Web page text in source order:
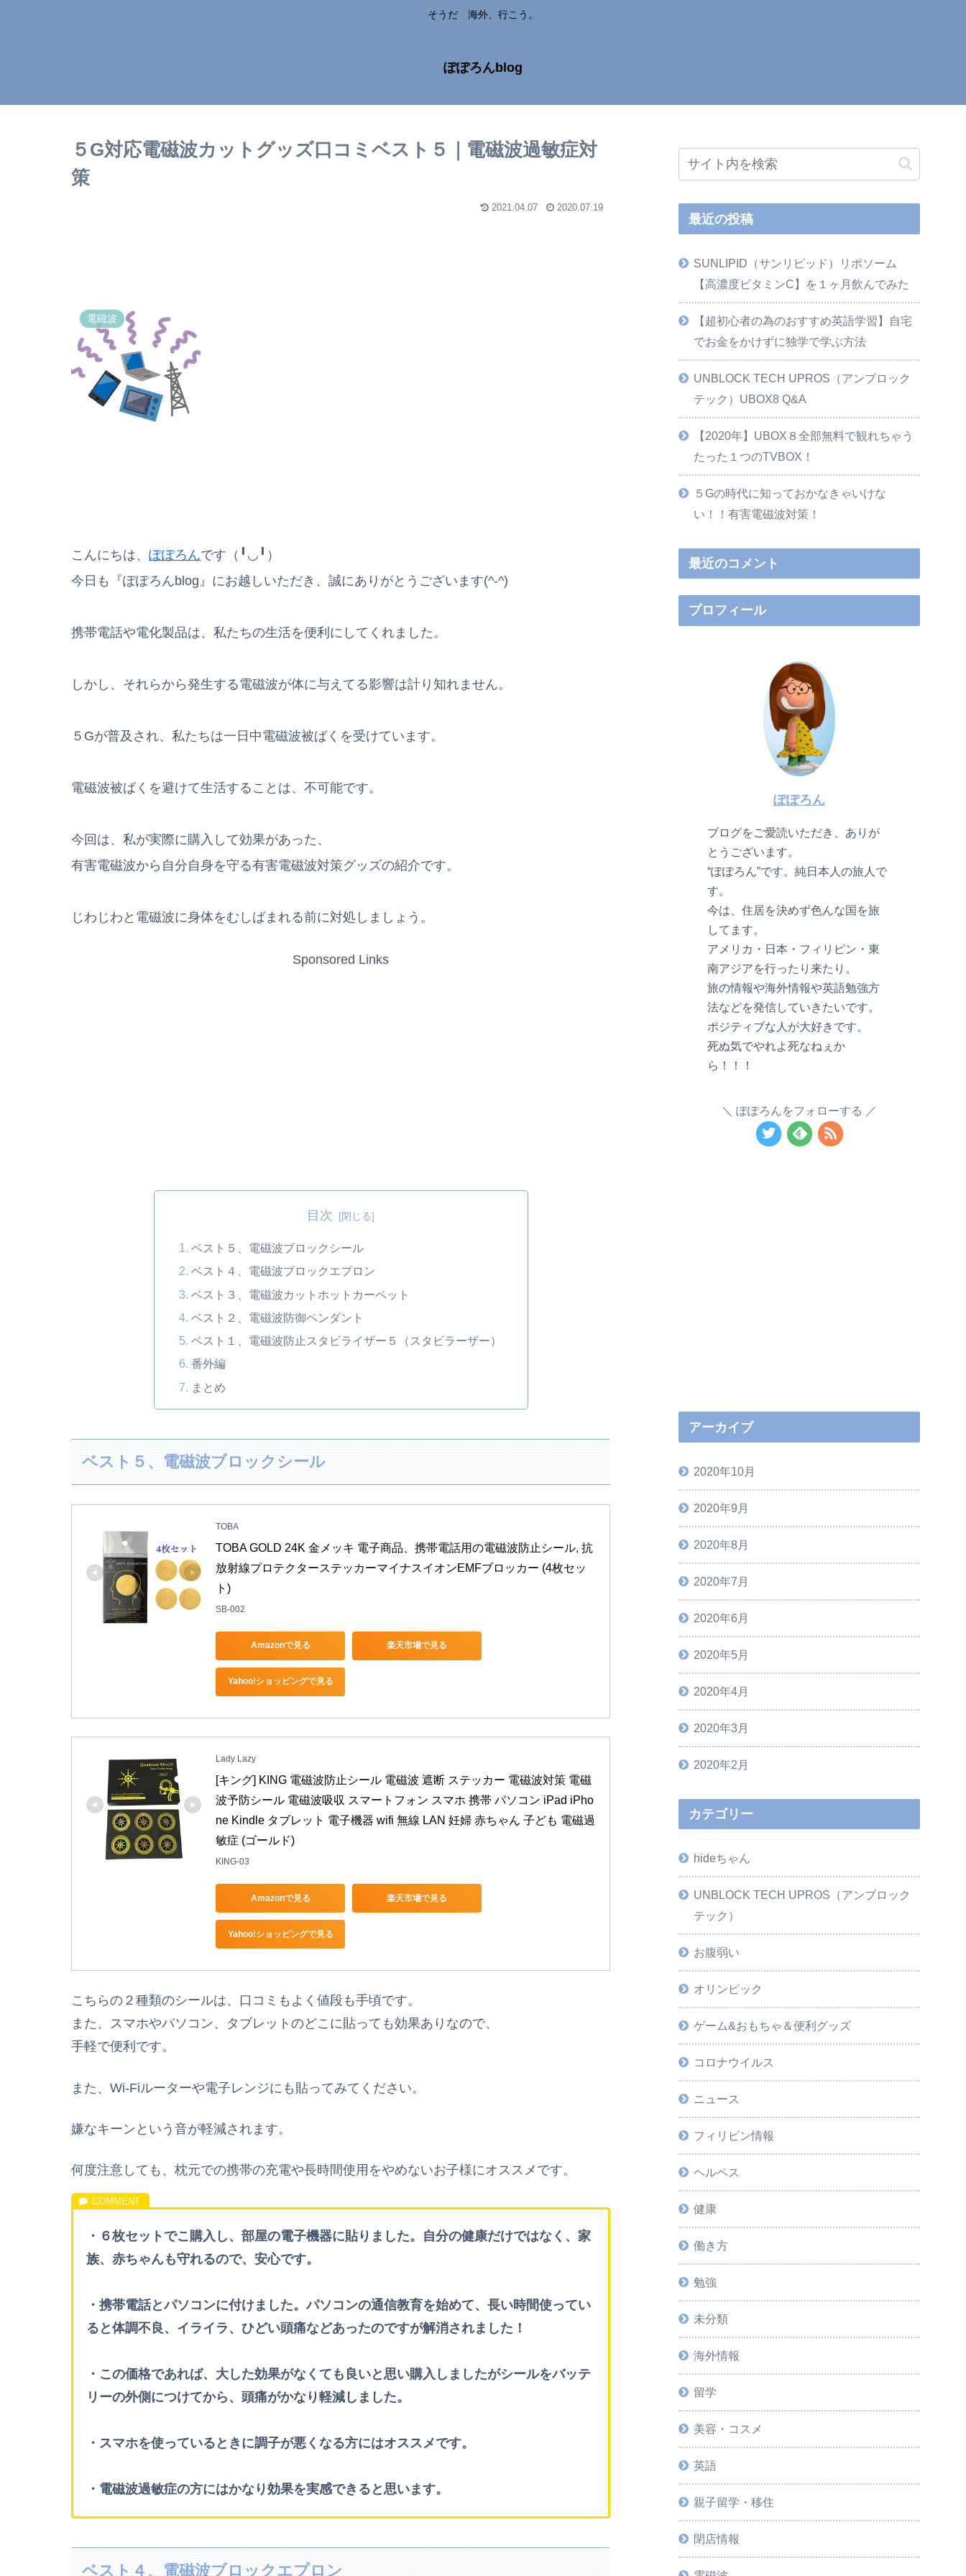
そうだ 海外、行こう。
ぽぽろんblog
５G対応電磁波カットグッズ口コミベスト５｜電磁波過敏症対
策
2021.04.07 2020.07.19
電磁波
こんにちは、 ぽぽろんです（╹◡╹）
今日も『ぽぽろんblog』にお越しいただき、誠にありがとうございます(^-^)
携帯電話や電化製品は、私たちの生活を便利にしてくれました。
しかし、それらから発生する電磁波が体に与えてる影響は計り知れません。
５Gが普及され、私たちは一日中電磁波被ばくを受けています。
電磁波被ばくを避けて生活することは、不可能です。
今回は、私が実際に購入して効果があった、
有害電磁波から自分自身を守る有害電磁波対策グッズの紹介です。
じわじわと電磁波に身体をむしばまれる前に対処しましょう。
Sponsored Links
目次
ベスト５、電磁波ブロックシール
ベスト４、電磁波ブロックエプロン
ベスト３、電磁波カットホットカーペット
ベスト２、電磁波防御ペンダント
ベスト１、電磁波防止スタビライザー５（スタビラーザー）
番外編
まとめ
ベスト５、電磁波ブロックシール
TOBA
TOBA GOLD 24K 金メッキ 電子商品、携帯電話用の電磁波防止シール, 抗
放射線プロテクターステッカーマイナスイオンEMFブロッカー (4枚セッ
ト)
SB-002
Amazonで見る 楽天市場で見る
Yahoo!ショッピングで見る
Lady Lazy
[キング] KING 電磁波防止シール 電磁波 遮断 ステッカー 電磁波対策 電磁
波予防シール 電磁波吸収 スマートフォン スマホ 携帯 パソコン iPad iPho
ne Kindle タブレット 電子機器 wifi 無線 LAN 妊婦 赤ちゃん 子ども 電磁過
敏症 (ゴールド)
KING-03
Amazonで見る 楽天市場で見る
Yahoo!ショッピングで見る
こちらの２種類のシールは、口コミもよく値段も手頃です。
また、スマホやパソコン、タブレットのどこに貼っても効果ありなので、
手軽で便利です。
また、Wi-Fiルーターや電子レンジにも貼ってみてください。
嫌なキーンという音が軽減されます。
何度注意しても、枕元での携帯の充電や長時間使用をやめないお子様にオススメです。
・６枚セットでこ購入し、部屋の電子機器に貼りました。自分の健康だけではなく、家
族、赤ちゃんも守れるので、安心です。
・携帯電話とパソコンに付けました。パソコンの通信教育を始めて、長い時間使ってい
ると体調不良、イライラ、ひどい頭痛などあったのですが解消されました！
・この価格であれば、大した効果がなくても良いと思い購入しましたがシールをバッテ
リーの外側につけてから、頭痛がかなり軽減しました。
・スマホを使っているときに調子が悪くなる方にはオススメです。
・電磁波過敏症の方にはかなり効果を実感できると思います。
ベスト４、電磁波ブロックエプロン
最近の投稿
SUNLIPID（サンリピッド）リポソーム
【高濃度ビタミンC】を１ヶ月飲んでみた
【超初心者の為のおすすめ英語学習】自宅
でお金をかけずに独学で学ぶ方法
UNBLOCK TECH UPROS（アンブロック
テック）UBOX8 Q&A
【2020年】UBOX８全部無料で観れちゃう
たった１つのTVBOX！
５Gの時代に知っておかなきゃいけな
い！！有害電磁波対策！
最近のコメント
プロフィール
ぽぽろん
ブログをご愛読いただき、ありが
とうございます。
“ぽぽろん”です。純日本人の旅人で
す。
今は、住居を決めず色んな国を旅
してます。
アメリカ・日本・フィリピン・東
南アジアを行ったり来たり。
旅の情報や海外情報や英語勉強方
法などを発信していきたいです。
ポジティブな人が大好きです。
死ぬ気でやれよ死なねぇか
ら！！！
ぽぽろんをフォローする
アーカイブ
2020年10月
2020年9月
2020年8月
2020年7月
2020年6月
2020年5月
2020年4月
2020年3月
2020年2月
カテゴリー
hideちゃん
UNBLOCK TECH UPROS（アンブロック
テック）
お腹弱い
オリンピック
ゲーム&おもちゃ＆便利グッズ
コロナウイルス
ニュース
フィリピン情報
ヘルペス
健康
働き方
勉強
未分類
海外情報
留学
美容・コスメ
英語
親子留学・移住
閉店情報